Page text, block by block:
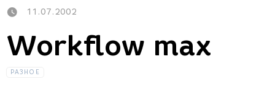
11.07.2002
Workflow max
РАЗНОЕ